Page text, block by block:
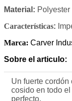
Material: Polyester
Características:
Marca: Carver
Sobre el articulo:
Un fuerte
cosido en todo
perfecto.